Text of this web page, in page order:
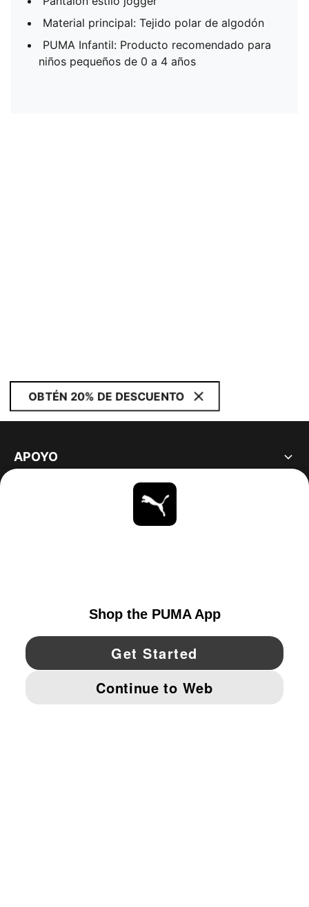
Material principal: Tejido polar de algodón
PUMA Infantil: Producto recomendado para
niños pequeños de 0 a 4 años
OBTÉN 20% DE DESCUENTO
APOYO
YouTube Twitter Pinterest
IMPRINT AND LEGAL DATA